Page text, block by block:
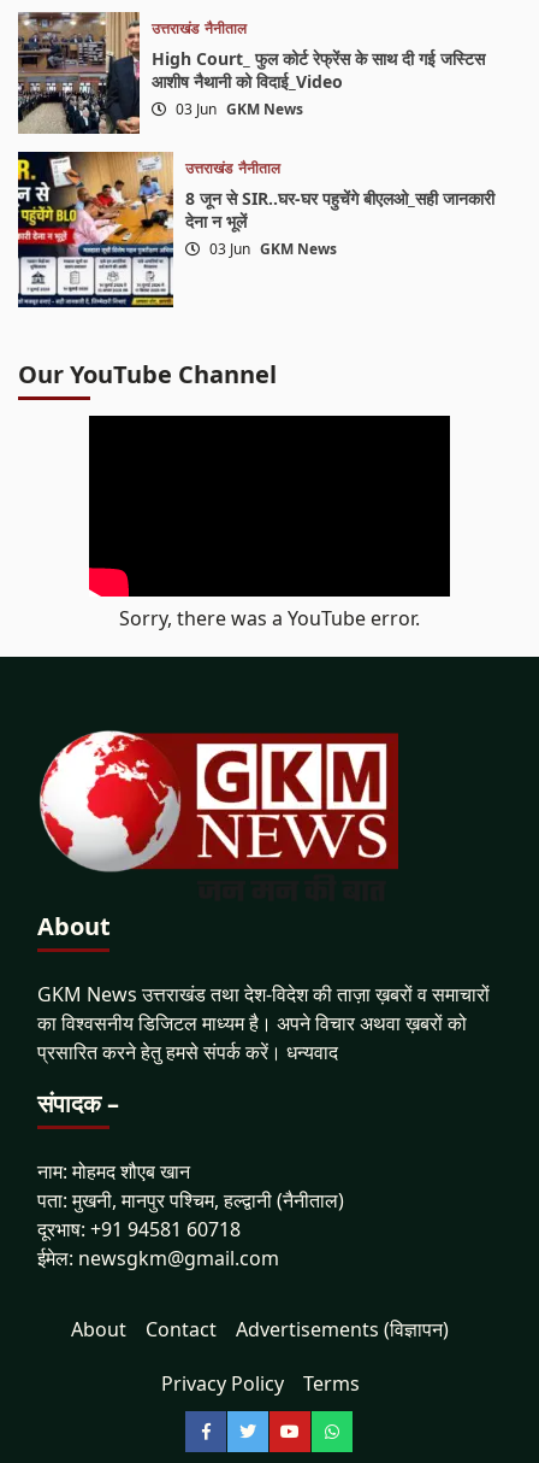
उत्तराखंड नैनीताल
High Court_ फुल कोर्ट रेफ्रेंस के साथ दी गई जस्टिस
आशीष नैथानी को विदाई_Video
03 Jun GKM News
उत्तराखंड नैनीताल
8 जून से SIR..घर-घर पहुचेंगे बीएलओ_सही जानकारी
देना न भूलें
03 Jun GKM News
Our YouTube Channel
Sorry, there was a YouTube error.
About
GKM News उत्तराखंड तथा देश-विदेश की ताज़ा ख़बरों व समाचारों
का विश्वसनीय डिजिटल माध्यम है। अपने विचार अथवा ख़बरों को
प्रसारित करने हेतु हमसे संपर्क करें। धन्यवाद
संपादक –
नाम: मोहमद शौएब खान
पता: मुखनी, मानपुर पश्चिम, हल्द्वानी (नैनीताल)
दूरभाष: +91 94581 60718
ईमेल: newsgkm@gmail.com
About Contact Advertisements (विज्ञापन)
Privacy Policy Terms
Facebook
TwitterYouTubeWhatsApp